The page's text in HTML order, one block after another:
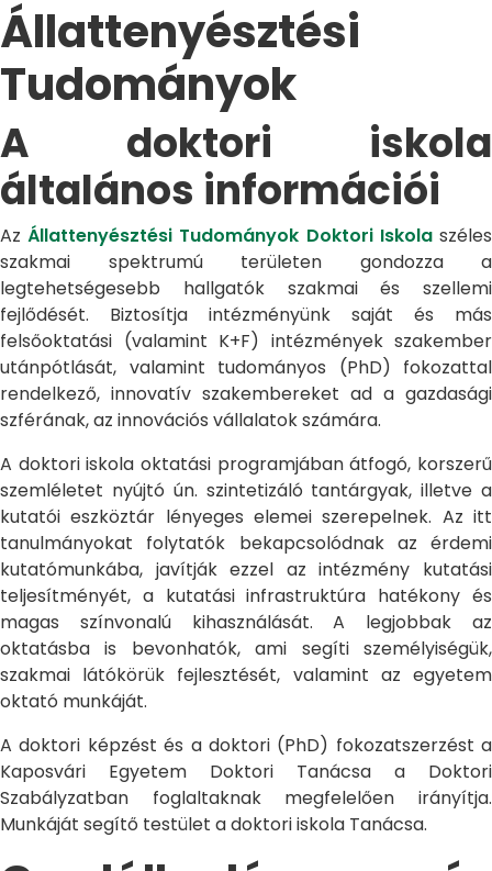
Állattenyésztési
Tudományok
A doktori iskola
általános információi
AzÁllattenyésztési Tudományok Doktori Iskolaszéles
szakmai spektrumú területen gondozza a
legtehetségesebb hallgatók szakmai és szellemi
fejlődését. Biztosítja intézményünk saját és más
felsőoktatási (valamint K+F) intézmények szakember
utánpótlását, valamint tudományos (PhD) fokozattal
rendelkező, innovatív szakembereket ad a gazdasági
szférának, az innovációs vállalatok számára.
A doktori iskola oktatási programjában átfogó, korszerű
szemléletet nyújtó ún. szintetizáló tantárgyak, illetve a
kutatói eszköztár lényeges elemei szerepelnek. Az itt
tanulmányokat folytatók bekapcsolódnak az érdemi
kutatómunkába, javítják ezzel az intézmény kutatási
teljesítményét, a kutatási infrastruktúra hatékony és
magas színvonalú kihasználását. A legjobbak az
oktatásba is bevonhatók, ami segíti személyiségük,
szakmai látókörük fejlesztését, valamint az egyetem
oktató munkáját.
A doktori képzést és a doktori (PhD) fokozatszerzést a
Kaposvári Egyetem Doktori Tanácsa a Doktori
Szabályzatban foglaltaknak megfelelően irányítja.
Munkáját segítő testület a doktori iskola Tanácsa.